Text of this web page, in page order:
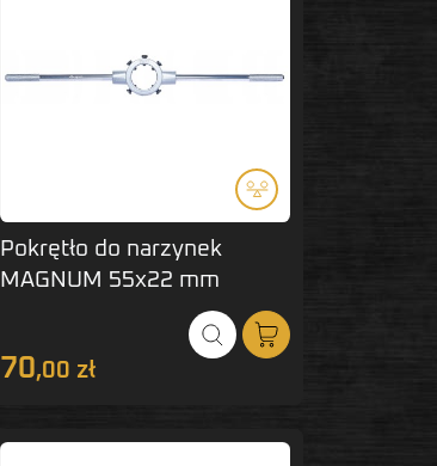
Pokrętło do narzynek
MAGNUM 55x22 mm
70,00 zł